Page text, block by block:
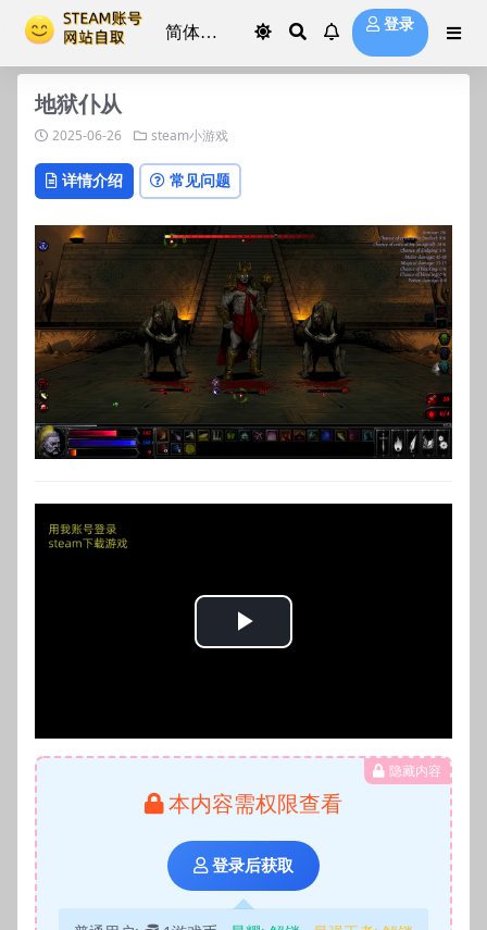
登录
地狱仆从
2025-06-26 steam小游戏
详情介绍 常见问题
Play
隐藏内容
本内容需权限查看
登录后获取